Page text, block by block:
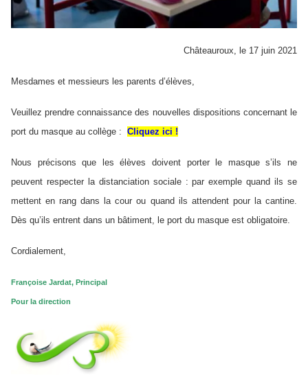
Châteauroux, le 17 juin 2021
Mesdames et messieurs les parents d’élèves,
Veuillez prendre connaissance des nouvelles dispositions concernant le
port du masque au collège : Cliquez ici !
Nous précisons que les élèves doivent porter le masque s’ils ne
peuvent respecter la distanciation sociale : par exemple quand ils se
mettent en rang dans la cour ou quand ils attendent pour la cantine.
Dès qu’ils entrent dans un bâtiment, le port du masque est obligatoire.
Cordialement,
Françoise Jardat, Principal
Pour la direction